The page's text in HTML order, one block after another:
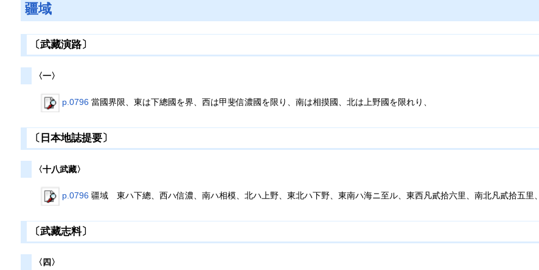
疆域
〔武藏演路〕
〈一〉
p.0796 當國界限、東は下總國を界、西は甲斐信濃國を限り、南は相摸國、北は上野國を限れり、
〔日本地誌提要〕
〈十八武藏〉
p.0796 疆域 東ハ下總、西ハ信濃、南ハ相模、北ハ上野、東北ハ下野、東南ハ海ニ至ル、東西凡貳拾六里、南北凡貳拾五里、
〔武藏志料〕
〈四〉